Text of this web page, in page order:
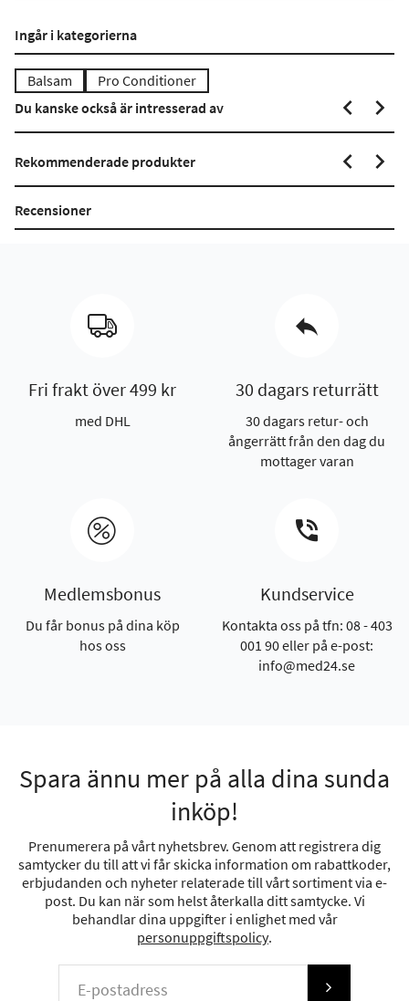
Ingår i kategorierna
Balsam
Pro Conditioner
Du kanske också är intresserad av
Rekommenderade produkter
Recensioner
Fri frakt över 499 kr
med DHL
30 dagars returrätt
30 dagars retur- och
ångerrätt från den dag du
mottager varan
Medlemsbonus
Du får bonus på dina köp
hos oss
Kundservice
Kontakta oss på tfn: 08 - 403
001 90 eller på e-post:
info@med24.se
Spara ännu mer på alla dina sunda
inköp!
Prenumerera på vårt nyhetsbrev. Genom att registrera dig
samtycker du till att vi får skicka information om rabattkoder,
erbjudanden och nyheter relaterade till vårt sortiment via e-
post. Du kan när som helst återkalla ditt samtycke. Vi
behandlar dina uppgifter i enlighet med vår
personuppgiftspolicy.